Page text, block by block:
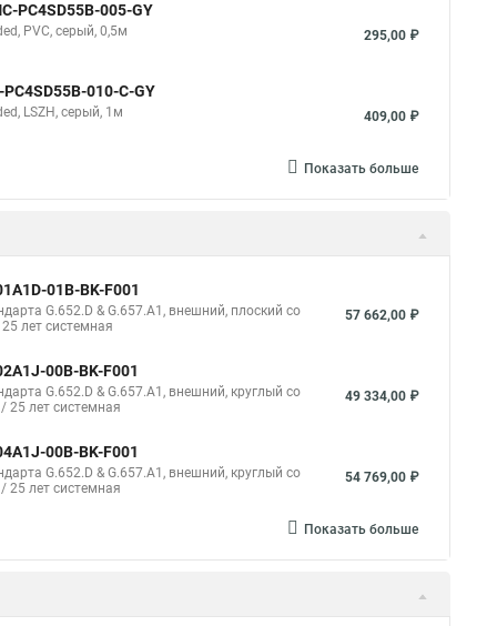
PC4SD55B-005-GY
PVC, серый, 0,5м 295,00 ₽
010-C-GY
LSZH, серый, 1м 409,00 ₽
Показать больше
01B-BK-F001
G.652.D & G.657.A1, внешний, плоский со
лет системная
57 662,00 ₽
00B-BK-F001
G.652.D & G.657.A1, внешний, круглый со
25 лет системная
49 334,00 ₽
00B-BK-F001
G.652.D & G.657.A1, внешний, круглый со
25 лет системная
54 769,00 ₽
Показать больше